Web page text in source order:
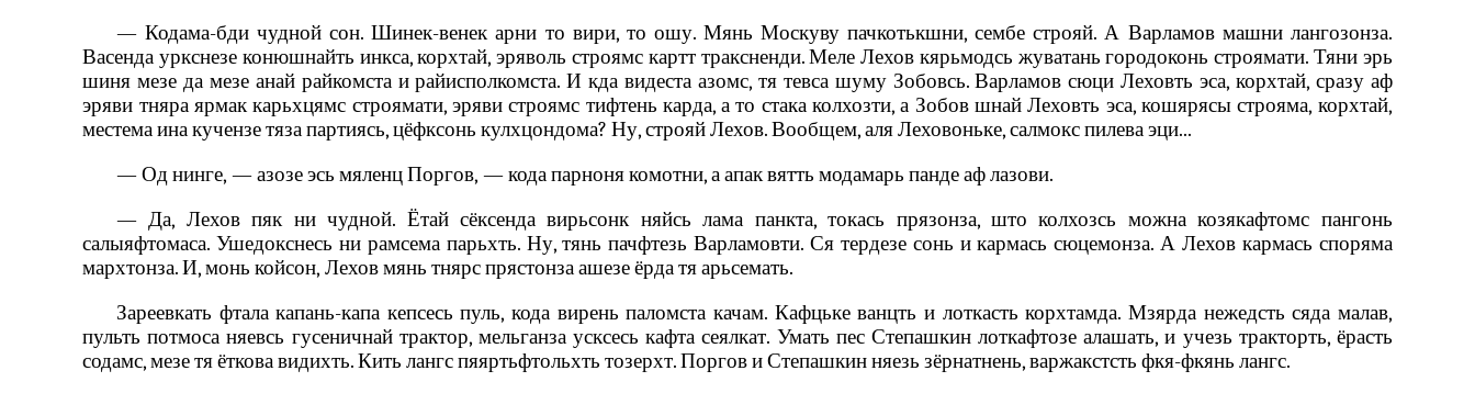
— Кодама-бди чудной сон. Шинек-венек арни то вири, то ошу. Мянь Москуву пачкотькшни, сембе строяй. А Варламов машни лангозонза.
Васенда уркснезе конюшнайть инкса, корхтай, эряволь строямс картт траксненди. Меле Лехов кярьмодсь жуватань городоконь строямати. Тяни эрь
шиня мезе да мезе анай райкомста и райисполкомста. И кда видеста азомс, тя тевса шуму Зобовсь. Варламов сюци Леховть эса, корхтай, сразу аф
эряви тняра ярмак карьхцямс строямати, эряви строямс тифтень карда, а то стака колхозти, а Зобов шнай Леховть эса, кошярясы строяма, корхтай,
местема ина кучензе тяза партиясь, цёфксонь кулхцондома? Ну, строяй Лехов. Вообщем, аля Леховоньке, салмокс пилева эци...
— Од нинге‚ — азозе эсь мяленц Поргов‚ — кода парноня комотни, а апак вятть модамарь панде аф лазови.
— Да, Лехов пяк ни чудной. Ётай сёксенда вирьсонк няйсь лама панкта, токась прязонза, што колхозсь можна козякафтомс пангонь
салыяфтомаса. Ушедокснесь ни рамсема парьхть. Ну, тянь пачфтезь Варламовти. Ся тердезе сонь и кармась сюцемонза. А Лехов кармась споряма
мархтонза. И, монь койсон‚ Лехов мянь тнярс прястонза ашезе ёрда тя арьсемать.
Зареевкать фтала капань-капа кепсесь пуль, кода вирень паломста качам. Кафцьке ванцть и лоткасть корхтамда. Мзярда нежедсть сяда малав,
пульть потмоса няевсь гусеничнай трактор, мельганза усксесь кафта сеялкат. Умать пес Степашкин лоткафтозе алашать, и учезь тракторть, ёрасть
содамс, мезе тя ёткова видихть. Кить лангс пяяртьфтольхть тозерхт. Поргов и Степашкин няезь зёрнатнень, варжакстсть фкя-фкянь лангс.